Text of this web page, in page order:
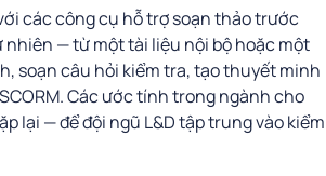
các công cụ hỗ trợ soạn thảo trước
nhiên — từ một tài liệu nội bộ hoặc một
soạn câu hỏi kiểm tra, tạo thuyết minh
Các ước tính trong ngành cho
lại — để đội ngũ L&D tập trung vào kiểm